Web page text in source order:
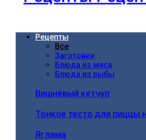
Рецепты
Все
Заготовки
Блюда из мяса
Блюда из рыбы
Вишнёвый кетчуп
Тонкое тесто для пиццы
Яглама